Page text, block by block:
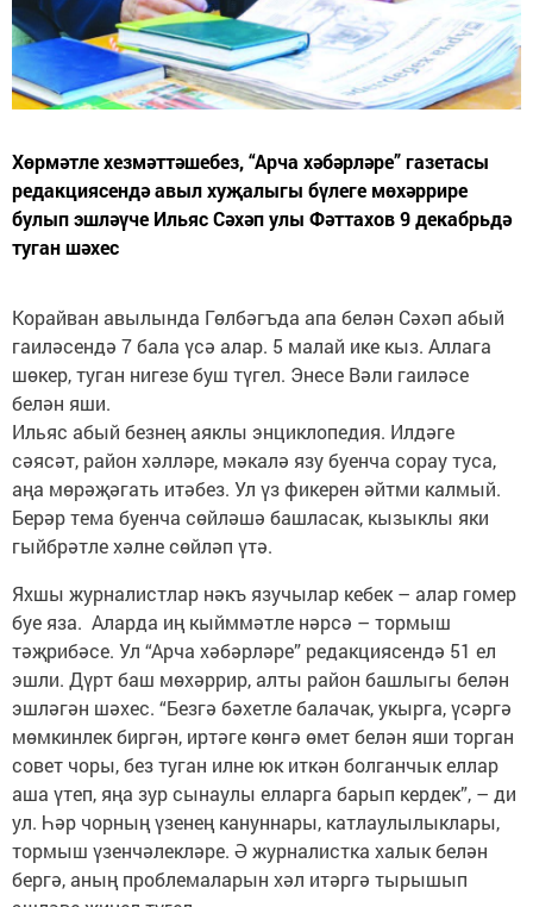
Хөрмәтле хезмәттәшебез, “Арча хәбәрләре” газетасы
редакциясендә авыл хуҗалыгы бүлеге мөхәррире
булып эшләүче Ильяс Сәхәп улы Фәттахов 9 декабрьдә
туган шәхес
Корайван авылында Гөлбәгъда апа белән Сәхәп абый
гаиләсендә 7 бала үсә алар. 5 малай ике кыз. Аллага
шөкер, туган нигезе буш түгел. Энесе Вәли гаиләсе
белән яши.
Ильяс абый безнең аяклы энциклопедия. Илдәге
сәясәт, район хәлләре, мәкалә язу буенча сорау туса,
аңа мөрәҗәгать итәбез. Ул үз фикерен әйтми калмый.
Берәр тема буенча сөйләшә башласак, кызыклы яки
гыйбрәтле хәлне сөйләп үтә.
Яхшы журналистлар нәкъ язучылар кебек – алар гомер
буе яза. Аларда иң кыйммәтле нәрсә – тормыш
тәҗрибәсе. Ул “Арча хәбәрләре” редакциясендә 51 ел
эшли. Дүрт баш мөхәррир, алты район башлыгы белән
эшләгән шәхес. “Безгә бәхетле балачак, укырга, үсәргә
мөмкинлек биргән, иртәге көнгә өмет белән яши торган
совет чоры, без туган илне юк иткән болганчык еллар
аша үтеп, яңа зур сынаулы елларга барып кердек”, – ди
ул. Һәр чорның үзенең кануннары, катлаулылыклары,
тормыш үзенчәлекләре. Ә журналистка халык белән
бергә, аның проблемаларын хәл итәргә тырышып